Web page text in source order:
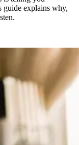
guide explains why,